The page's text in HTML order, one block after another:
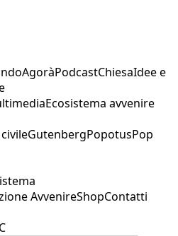
AgoràPodcastChiesaIdee e
Ecosistema avvenire
GutenbergPopotusPop
AvvenireShopContatti